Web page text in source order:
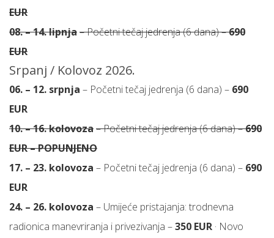
EUR
08. – 14. lipnja– Početni tečaj jedrenja (6 dana) –690
EUR
Srpanj / Kolovoz 2026.
06. – 12. srpnja – Početni tečaj jedrenja (6 dana) – 690
EUR
10. – 16. kolovoza– Početni tečaj jedrenja (6 dana) –690
EUR – POPUNJENO
17. – 23. kolovoza – Početni tečaj jedrenja (6 dana) – 690
EUR
24. – 26. kolovoza – Umijeće pristajanja: trodnevna
radionica manevriranja i privezivanja –350 EUR · Novo